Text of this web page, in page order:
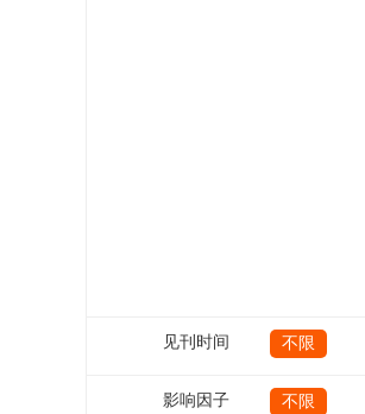
见刊时间 不限
影响因子 不限